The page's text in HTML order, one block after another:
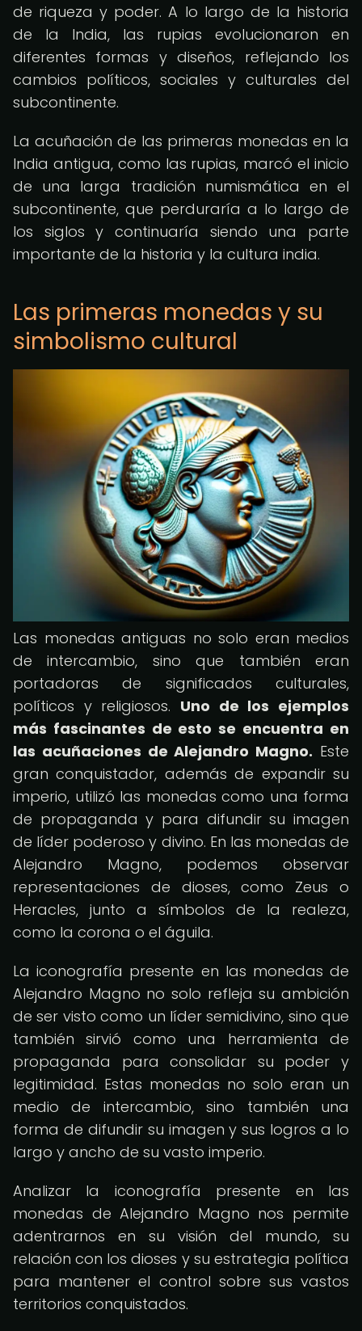
de riqueza y poder. A lo largo de la historia
de la India, las rupias evolucionaron en
diferentes formas y diseños, reflejando los
cambios políticos, sociales y culturales del
subcontinente.
La acuñación de las primeras monedas en la
India antigua, como las rupias, marcó el inicio
de una larga tradición numismática en el
subcontinente, que perduraría a lo largo de
los siglos y continuaría siendo una parte
importante de la historia y la cultura india.
Las primeras monedas y su
simbolismo cultural
Las monedas antiguas no solo eran medios
de intercambio, sino que también eran
portadoras de significados culturales,
políticos y religiosos. Uno de los ejemplos
más fascinantes de esto se encuentra en
las acuñaciones de Alejandro Magno. Este
gran conquistador, además de expandir su
imperio, utilizó las monedas como una forma
de propaganda y para difundir su imagen
de líder poderoso y divino. En las monedas de
Alejandro Magno, podemos observar
representaciones de dioses, como Zeus o
Heracles, junto a símbolos de la realeza,
como la corona o el águila.
La iconografía presente en las monedas de
Alejandro Magno no solo refleja su ambición
de ser visto como un líder semidivino, sino que
también sirvió como una herramienta de
propaganda para consolidar su poder y
legitimidad. Estas monedas no solo eran un
medio de intercambio, sino también una
forma de difundir su imagen y sus logros a lo
largo y ancho de su vasto imperio.
Analizar la iconografía presente en las
monedas de Alejandro Magno nos permite
adentrarnos en su visión del mundo, su
relación con los dioses y su estrategia política
para mantener el control sobre sus vastos
territorios conquistados.